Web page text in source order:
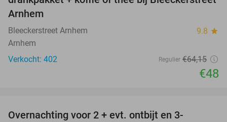
Arnhem
Bleeckerstreet Arnhem 9.8 star
Arnhem
Verkocht: 402
Regulier €64,15
€48
Overnachting voor 2 + evt. ontbijt en 3-